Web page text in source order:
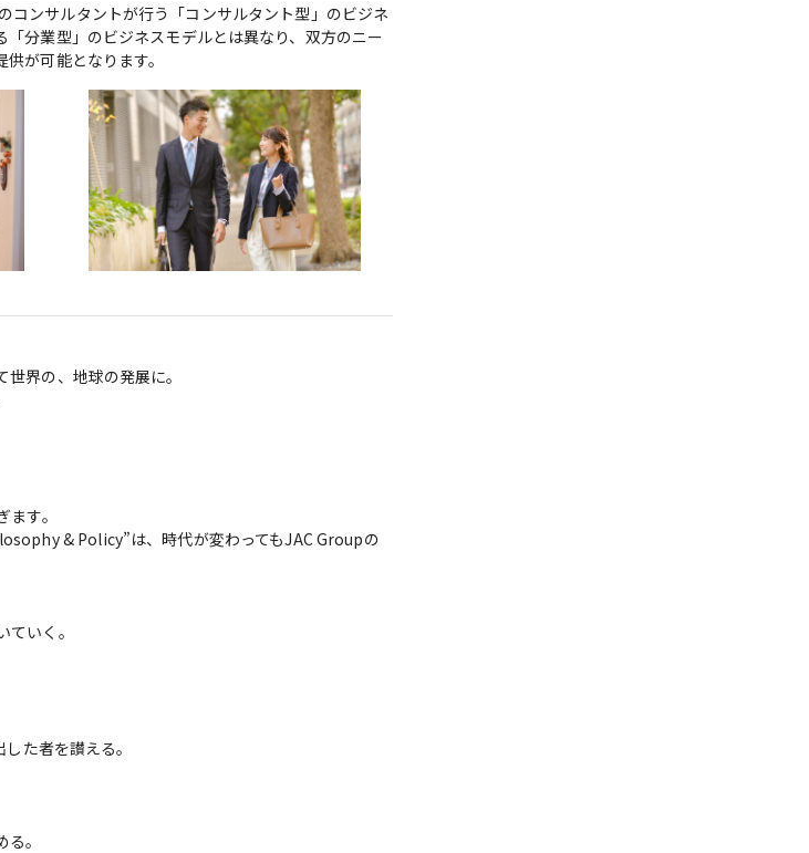
ンサルタントが行う「コンサルタント型」のビジネ
分業型」のビジネスモデルとは異なり、双方のニー
が可能となります。
界の、地球の発展に。
す。
& Policy”は、時代が変わってもJAC Groupの
いく。
た者を讃える。
。